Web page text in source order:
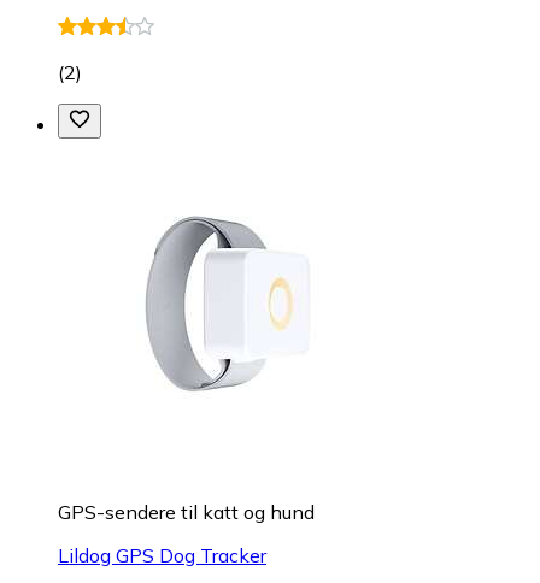
(2)
GPS-sendere til katt og hund
Lildog GPS Dog Tracker